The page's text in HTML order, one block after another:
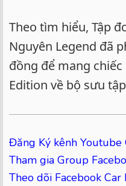
Theo tìm hiểu, Tập
Nguyên Legend đã
đồng để mang
Edition về bộ sưu
Đăng Ký kênh Youtube
Tham gia Group
Theo dõi Facebook Car